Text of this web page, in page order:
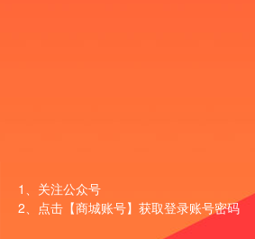
1、关注公众号
2、点击【商城账号】获取登录账号密码